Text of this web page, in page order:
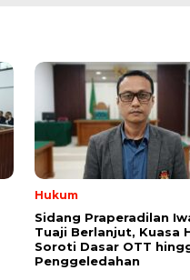
Hukum
Sidang Praperadilan
Tuaji Berlanjut, Kuasa
Soroti Dasar OTT
Penggeledahan